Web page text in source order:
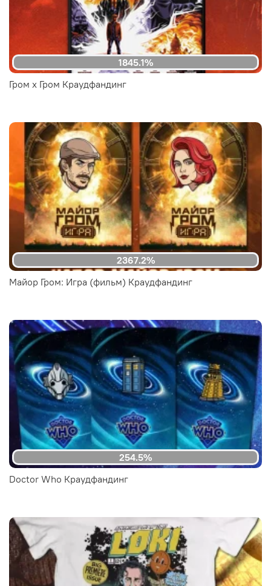
1845.1%
Гром x Гром Краудфандинг
2367.2%
Майор Гром: Игра (фильм) Краудфандинг
254.5%
Doctor Who Краудфандинг